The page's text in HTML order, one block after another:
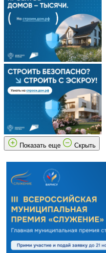
Показать еще Скрыть